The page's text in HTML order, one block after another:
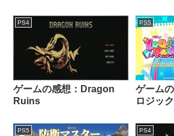
PS4
ゲームの感想：Dragon
Ruins
PS5
ゲーム
ロジッ
PS5 PS4